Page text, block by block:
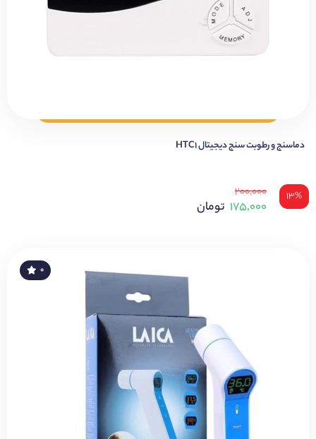
دماسنج و رطوبت سنج دیجیتال HTC1
۱۳% ۲۰۰,۰۰۰
۱۷۵,۰۰۰ تومان
۰